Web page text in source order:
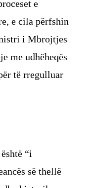
e
e cila përfshin
i Mbrojtjes
me udhëheqës
të rregulluar
“i
së thellë